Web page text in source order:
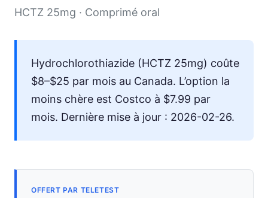
HCTZ 25mg · Comprimé oral
Hydrochlorothiazide (HCTZ 25mg) coûte
$8–$25 par mois au Canada. L’option la
moins chère est Costco à $7.99 par
mois. Dernière mise à jour : 2026-02-26.
OFFERT PAR TELETEST